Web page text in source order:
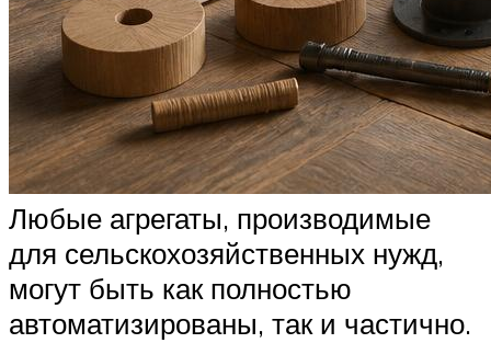
Любые агрегаты, производимые
для сельскохозяйственных нужд,
могут быть как полностью
автоматизированы, так и частично.